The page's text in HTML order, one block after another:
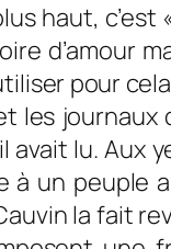
haut, c’est
d’amour
pour
les
avait lu. Aux
à un peuple
la fait